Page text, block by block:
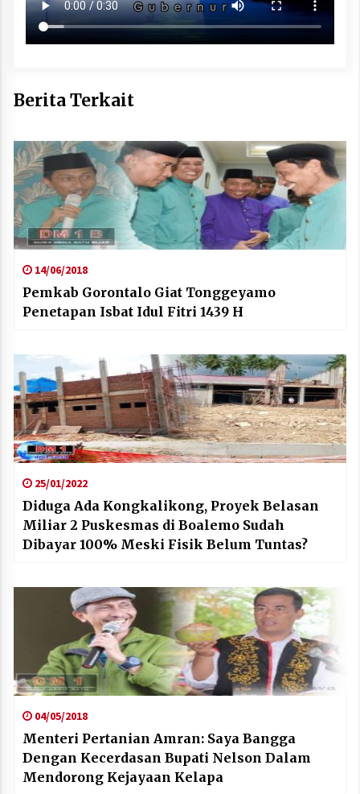
Berita Terkait
14/06/2018
Pemkab Gorontalo Giat Tonggeyamo
Penetapan Isbat Idul Fitri 1439 H
25/01/2022
Diduga Ada Kongkalikong, Proyek Belasan
Miliar 2 Puskesmas di Boalemo Sudah
Dibayar 100% Meski Fisik Belum Tuntas?
04/05/2018
Menteri Pertanian Amran: Saya Bangga
Dengan Kecerdasan Bupati Nelson Dalam
Mendorong Kejayaan Kelapa